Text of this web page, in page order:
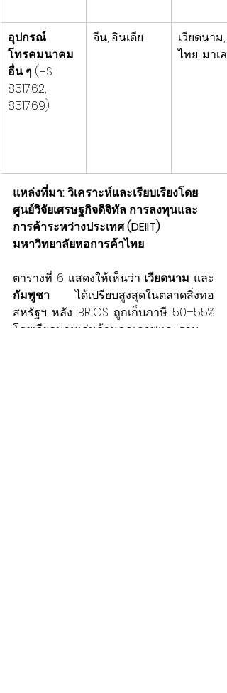
อุปกรณ์
โทรคมนาคม
อื่น ๆ (HS
8517.62,
8517.69)
จีน, อินเดีย
เวียดนาม,
ไทย, มาเล
แหล่งที่มา: วิเคราะห์และเรียบเรียงโดย
ศูนย์วิจัยเศรษฐกิจดิจิทัล การลงทุนและ
การค้าระหว่างประเทศ (DEIIT)
มหาวิทยาลัยหอการค้าไทย
ตารางที่ 6 แสดงให้เห็นว่า เวียดนาม
กัมพูชา ได้เปรียบสูงสุดในตลาดสิ่งทอ
สหรัฐฯ หลัง BRICS ถูกเก็บภาษี 50–55%
โดยเวียดนามเด่นด้านคุณภาพและฐาน